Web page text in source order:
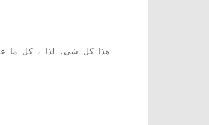
هذا كل شئ. لذا ، كل ما